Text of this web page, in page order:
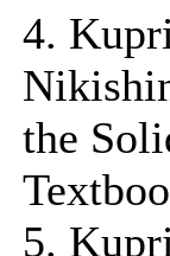
4.
the
5.